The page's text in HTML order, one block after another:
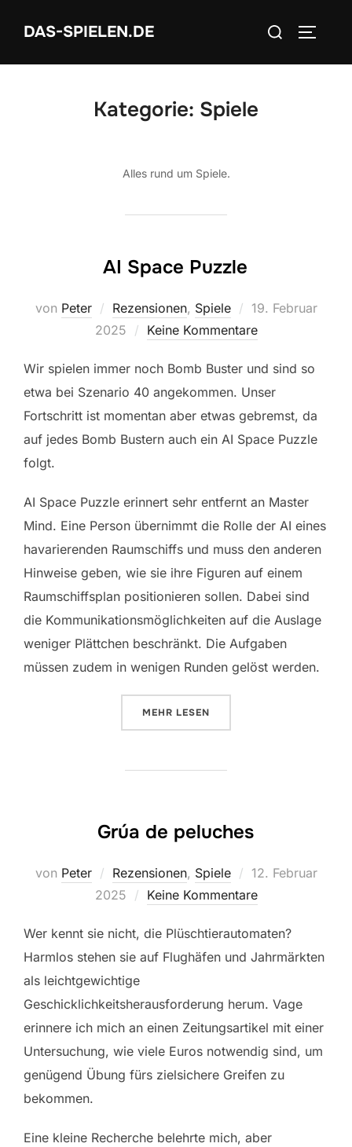
InhaltDAS-SPIELEN.DE
Suchen
Kategorie: Spiele
Alles rund um Spiele.
AI Space Puzzle
von Peter Rezensionen, Spiele
Veröffentlicht
am
19. Februar
2025
Keine Kommentare
Wir spielen immer noch Bomb Buster und sind so
etwa bei Szenario 40 angekommen. Unser
Fortschritt ist momentan aber etwas gebremst, da
auf jedes Bomb Bustern auch ein AI Space Puzzle
folgt.
AI Space Puzzle erinnert sehr entfernt an Master
Mind. Eine Person übernimmt die Rolle der AI eines
havarierenden Raumschiffs und muss den anderen
Hinweise geben, wie sie ihre Figuren auf einem
Raumschiffsplan positionieren sollen. Dabei sind
die Kommunikationsmöglichkeiten auf die Auslage
weniger Plättchen beschränkt. Die Aufgaben
müssen zudem in wenigen Runden gelöst werden.
MEHR ÜBER „AI SPACE PUZZLE“
LESEN
Grúa de peluches
von Peter Rezensionen, Spiele
Veröffentlicht
am
12. Februar
2025
Keine Kommentare
Wer kennt sie nicht, die Plüschtierautomaten?
Harmlos stehen sie auf Flughäfen und Jahrmärkten
als leichtgewichtige
Geschicklichkeitsherausforderung herum. Vage
erinnere ich mich an einen Zeitungsartikel mit einer
Untersuchung, wie viele Euros notwendig sind, um
genügend Übung fürs zielsichere Greifen zu
bekommen.
Eine kleine Recherche belehrte mich, aber